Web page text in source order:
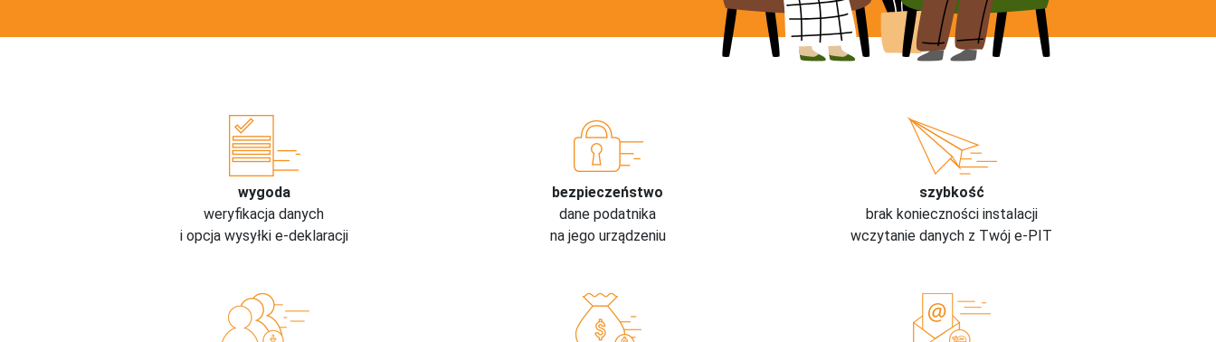
wygoda
weryfikacja danych
i opcja wysyłki e-deklaracji
bezpieczeństwo
dane podatnika
na jego urządzeniu
szybkość
brak konieczności instalacji
wczytanie danych z Twój e-PIT